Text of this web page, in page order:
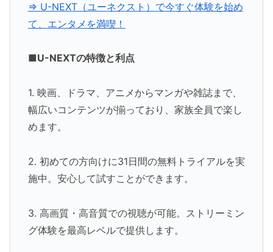
⇒ U-NEXT（ユーネクスト）で今すぐ体験を始め
て、エンタメを満喫！
■U-NEXTの特徴と利点
1. 映画、ドラマ、アニメからマンガや雑誌まで、
幅広いコンテンツが揃っており、家族全員で楽し
めます。
2. 初めての方向けに31日間の無料トライアルを実
施中。安心して試すことができます。
3. 高画質・高音質での視聴が可能。ストリーミン
グ体験を最高レベルで提供します。